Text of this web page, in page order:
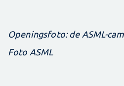
Openingsfoto: de ASML-
Foto ASML